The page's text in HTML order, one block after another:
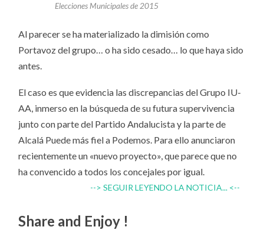
Elecciones Municipales de 2015
Al parecer se ha materializado la dimisión como
Portavoz del grupo… o ha sido cesado… lo que haya sido
antes.
El caso es que evidencia las discrepancias del Grupo IU-
AA, inmerso en la búsqueda de su futura supervivencia
junto con parte del Partido Andalucista y la parte de
Alcalá Puede más fiel a Podemos. Para ello anunciaron
recientemente un «nuevo proyecto», que parece que no
ha convencido a todos los concejales por igual.
--> SEGUIR LEYENDO LA NOTICIA... <--
Share and Enjoy !